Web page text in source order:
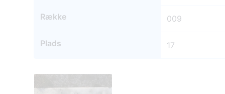
Række 009
Plads 17